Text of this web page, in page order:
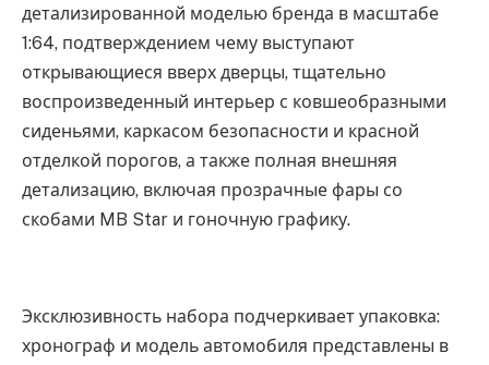
детализированной моделью бренда в масштабе
1:64, подтверждением чему выступают
открывающиеся вверх дверцы, тщательно
воспроизведенный интерьер с ковшеобразными
сиденьями, каркасом безопасности и красной
отделкой порогов, а также полная внешняя
детализацию, включая прозрачные фары со
скобами MB Star и гоночную графику.
Эксклюзивность набора подчеркивает упаковка:
хронограф и модель автомобиля представлены в